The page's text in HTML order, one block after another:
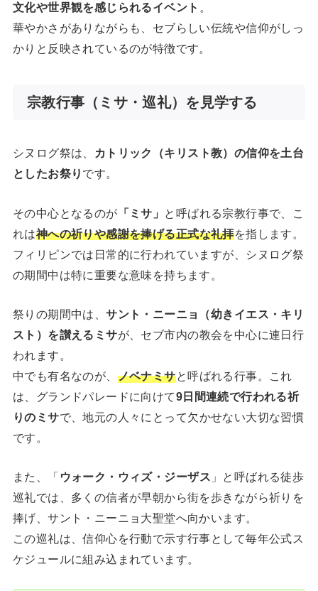
文化や世界観を感じられるイベント 。
華やかさがありながらも、セブらしい伝統や信仰がしっ
かりと反映されているのが特徴です。
宗教行事（ミサ・巡礼）を見学する
シヌログ祭は、
カトリック（キリスト教）の信仰を土台
としたお祭り です。
その中心となるのが 「ミサ」 と呼ばれる宗教行事で、こ
れは神への祈りや感謝を捧げる正式な礼拝を指します。
フィリピンでは日常的に行われていますが、シヌログ祭
の期間中は特に重要な意味を持ちます。
祭りの期間中は、サント・ニーニョ（幼きイエス・キリ
スト）を讃えるミサが、セブ市内の教会を中心に連日行
われます。
中でも有名なのが、 ノベナミサと呼ばれる行事。これ
は、グランドパレードに向けて9日間連続で行われる祈
りのミサで、地元の人々にとって欠かせない大切な習慣
です。
また、「 ウォーク・ウィズ・ジーザス 」と呼ばれる徒歩
巡礼では、多くの信者が早朝から街を歩きながら祈りを
捧げ、サント・ニーニョ大聖堂へ向かいます。
この巡礼は、信仰心を行動で示す行事として毎年公式ス
ケジュールに組み込まれています。